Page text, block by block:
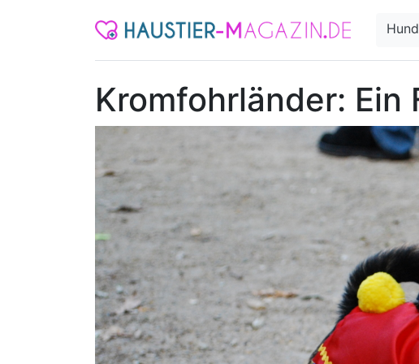
Kromfohrländer: Ein